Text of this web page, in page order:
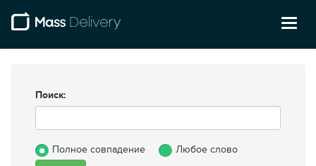
Поиск:
Полное совпадение Любое слово